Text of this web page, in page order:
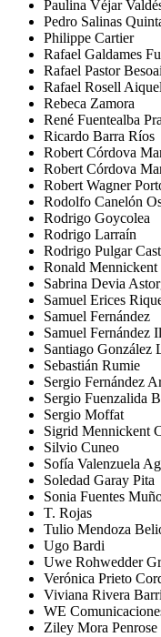
Paulina Véjar
Pedro Salinas
Philippe Cartier
Rafael Galdames
Rafael Pastor
Rafael Rosell Aiquel
Rebeca Zamora
René Fuentealba
Ricardo Barra Ríos
Robert Córdova
Robert Córdova
Robert Wagner
Rodolfo Canelón
Rodrigo Goycolea
Rodrigo Larraín
Rodrigo Pulgar
Ronald Mennickent
Sabrina Devia
Samuel Erices
Samuel Fernández
Samuel Fernández
Santiago González
Sebastián Rumie
Sergio Fernández
Sergio Fuenzalida
Sergio Moffat
Sigrid Mennickent
Silvio Cuneo
Sofía Valenzuela
Soledad Garay Pita
Sonia Fuentes
T. Rojas
Tulio Mendoza
Ugo Bardi
Uwe Rohwedder
Verónica Prieto
Viviana Rivera
WE
Ziley Mora Penrose